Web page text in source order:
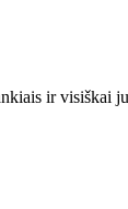
ir visiškai